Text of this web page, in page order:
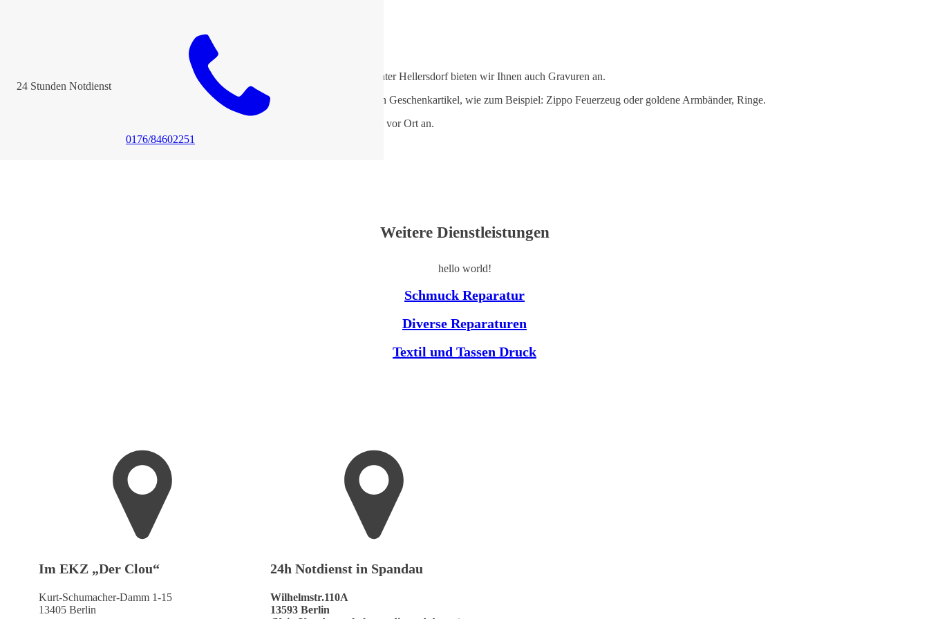
24 Stunden Notdienst
0176/84602251
In unseren Geschäften im Clou Center Reinickendorf Berlin und Marktplatzcenter Hellersdorf bieten wir Ihnen auch Gravuren an.
Wir gravieren für Sie: Türschilder, Firmenschilder, Kunststoffschilder, aber auch Geschenkartikel, wie zum Beispiel: Zippo Feuerzeug oder goldene Armbänder, Ringe.
Sollten Sie Fragen zu unseren Gravuren haben, rufen Sie uns doch gerne direkt vor Ort an.
Weitere Dienstleistungen
hello world!
Schmuck Reparatur
Diverse Reparaturen
Textil und Tassen Druck
Im EKZ „Der Clou“
Kurt-Schumacher-Damm 1-15
13405 Berlin
24h Notdienst in Spandau
Wilhelmstr.110A
13593 Berlin